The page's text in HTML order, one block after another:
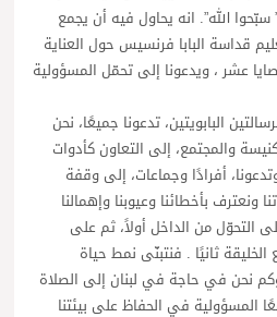
الله”. انه يحاول فيه أن يجمع
قداسة البابا فرنسيس حول العناية
عشر ، ويدعونا إلى تحمّل المسؤولية
البابويتين، تدعونا جميعًا، نحن
والمجتمع، إلى التعاون كأدوات
أفرادًا وجماعات، إلى وقفة
ونعترف بأخطائنا وعيوبنا وإهمالنا
التحوّل من الداخل أولاً، ثم على
ثانيًا . فنتبنّى نمط حياة
نحن في حاجة في لبنان إلى الصلاة
المسؤولية في الحفاظ على بيئتنا